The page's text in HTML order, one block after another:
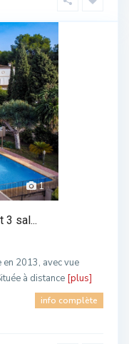
1
3 sal...
2013, avec vue
à distance [plus]
info complète